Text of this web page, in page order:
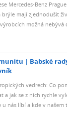
Mercedes-Benz
brýle mají zjednodušit
možná nebývá
Babské
vedrech: Co
a jak se z nich rychle
u nás líbí a kde v našem